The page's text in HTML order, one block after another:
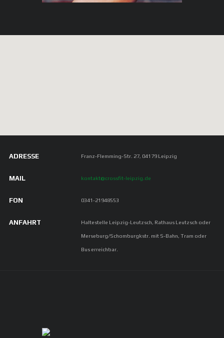
ADRESSE Franz-Flemming-Str. 27, 04179 Leipzig
MAIL kontakt@crossfit-leipzig.de
FON 0341-21948553
ANFAHRT Haltestelle Leipzig-Leutzsch, Rathaus Leutzsch oder
Merseburg/Schomburgkstr. mit S-Bahn, Tram oder
Bus erreichbar.